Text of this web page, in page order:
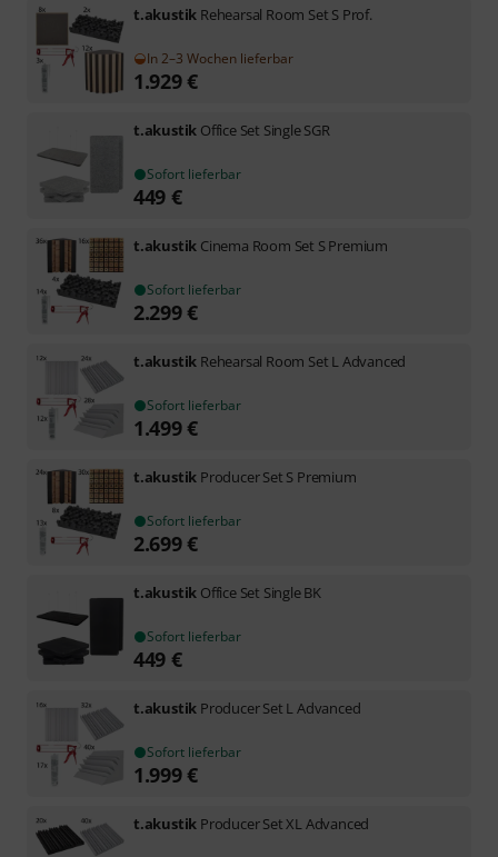
t.akustik Rehearsal Room Set S Prof.
In 2–3 Wochen lieferbar
1.929€
t.akustik Office Set Single SGR
Sofort lieferbar
449 €
t.akustik Cinema Room Set S Premium
Sofort lieferbar
2.299€
t.akustik Rehearsal Room Set L Advanced
Sofort lieferbar
1.499€
t.akustik Producer Set S Premium
Sofort lieferbar
2.699€
t.akustik Office Set Single BK
Sofort lieferbar
449 €
t.akustik Producer Set L Advanced
Sofort lieferbar
1.999€
t.akustik Producer Set XL Advanced